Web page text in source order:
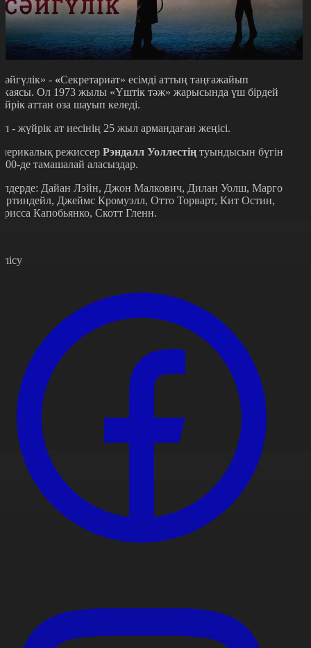
- «Секретариат» есімді аттың таңғажайып
Ол 1973 жылы «Үштік тәж» жарысында үш бірдей
аттан оза шауып келеді.
- жүйрік ат иесінің 25 жыл армандаған жеңісі.
режиссер Рэндалл Уоллестің туындысын бүгін
де тамашалай аласыздар.
Дайан Лэйн, Джон Малкович, Дилан Уолш, Марго
Джеймс Кромуэлл, Отто Торварт, Кит Остин,
Капобьянко, Скотт Гленн.